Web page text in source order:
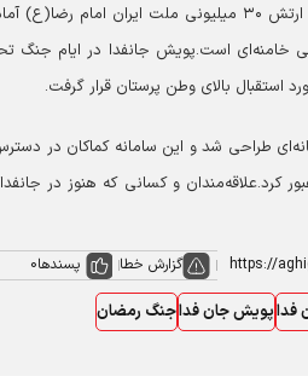
با ثبت این رکورد ارتش ۳۰ میلیونی ملت
خامنه‌ای است.پویش جانفدا در ایام جنگ
استقبال بالای وطن پرستان قرار گرفت.
طراحی شد و این سامانه کماکان در
علاقه‌مندان و کسانی که هنوز در
گزارش خطا پسندها0
فداپویش جان فداجنگ رمضان